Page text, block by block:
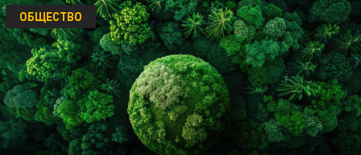
ОБЩЕСТВО